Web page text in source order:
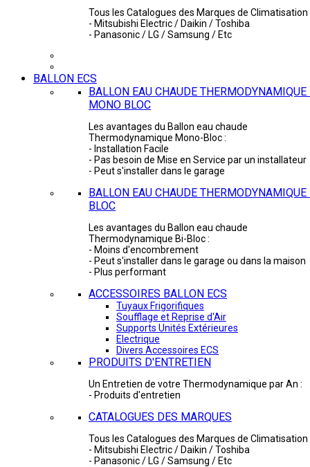
Tous les Catalogues des Marques de Climatisation
- Mitsubishi Electric / Daikin / Toshiba
- Panasonic / LG / Samsung / Etc
BALLON ECS
BALLON EAU CHAUDE THERMODYNAMIQUE
MONO BLOC
Les avantages du Ballon eau chaude
Thermodynamique Mono-Bloc :
- Installation Facile
- Pas besoin de Mise en Service par un installateur
- Peut s'installer dans le garage
BALLON EAU CHAUDE
BLOC
Les avantages du Ballon eau chaude
Thermodynamique Bi-Bloc :
- Moins d'encombrement
- Peut s'installer dans le garage ou dans la maison
- Plus performant
ACCESSOIRES BALLON ECS
Tuyaux Frigorifiques
Soufflage et Reprise d'Air
Supports Unités Extérieures
Electrique
Divers Accessoires ECS
PRODUITS D'ENTRETIEN
Un Entretien de votre Thermodynamique par An :
- Produits d'entretien
CATALOGUES DES MARQUES
Tous les Catalogues des Marques de Climatisation
- Mitsubishi Electric / Daikin / Toshiba
- Panasonic / LG / Samsung / Etc